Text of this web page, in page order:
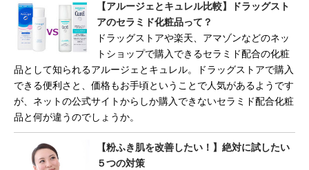
【アルージェとキュレル比較】ドラッグスト
アのセラミド化粧品って？
ドラッグストアや楽天、アマゾンなどのネッ
トショップで購入できるセラミド配合の化粧
品として知られるアルージェとキュレル。ドラッグストアで購入
できる便利さと、価格もお手頃ということで人気があるようです
が、ネットの公式サイトからしか購入できないセラミド配合化粧
品と何が違うのでしょうか。
【粉ふき肌を改善したい！】絶対に試したい
５つの対策